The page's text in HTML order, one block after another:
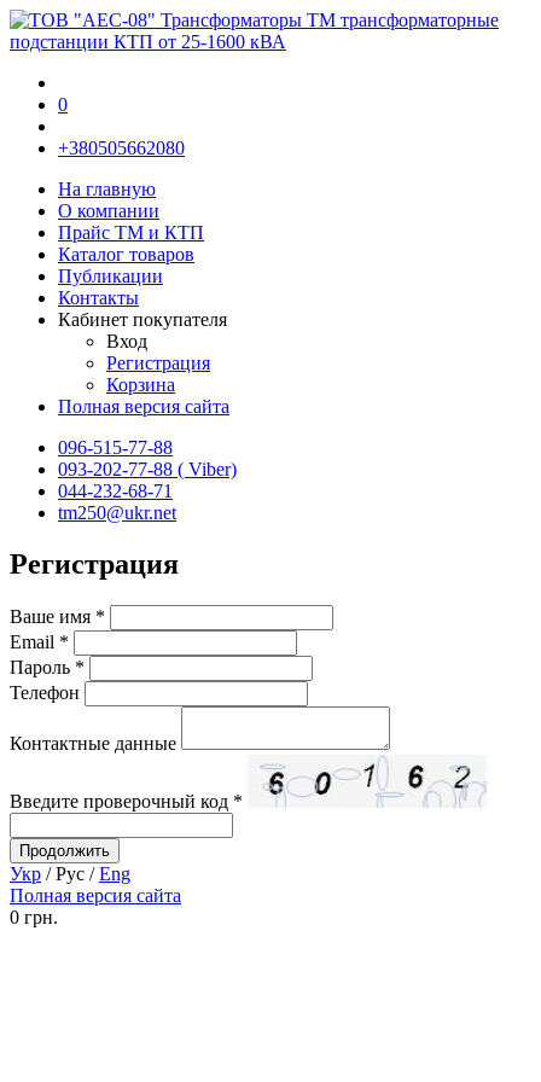
0
+380505662080
На главную
О компании
Прайс TM и КТП
Каталог товаров
Публикации
Контакты
Кабинет покупателя
Вход
Регистрация
Корзина
Полная версия сайта
096-515-77-88
093-202-77-88 ( Viber)
044-232-68-71
tm250@ukr.net
Регистрация
Ваше имя *
Email *
Пароль *
Телефон
Контактные данные
Введите проверочный код *
Укр /Рус / Eng
Полная версия сайта
0 грн.